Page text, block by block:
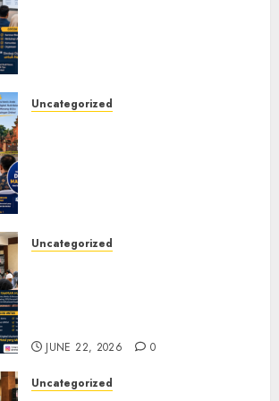
Uncategorized
Uncategorized
JUNE 22, 2026 0
Uncategorized